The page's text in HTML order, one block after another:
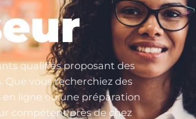
qualifiés proposant des
Que vous recherchiez des
en ligne ou une préparation
compétent près de chez